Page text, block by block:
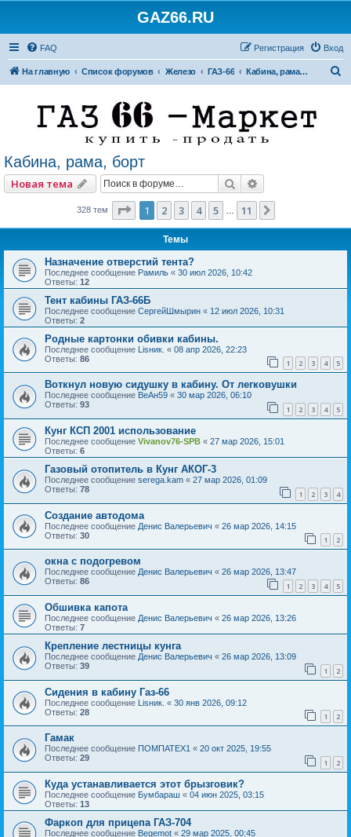
GAZ66.RU
FAQ Вход
Регистрация
На главную Список форумов Железо ГАЗ-66 Кабина, рама, борт
Кабина, рама, борт
Новая тема Поиск
328 тем Страница из 11
1 2 3 4 5 11
Темы
Назначение отверстий тента?
Последнее сообщение Рамиль « 30 июл 2026, 10:42
Ответы: 12
Тент кабины ГАЗ-66Б
Последнее сообщение СергейШмырин « 12 июл 2026, 10:31
Ответы: 2
Родные картонки обивки кабины.
Последнее сообщение Lisник. « 08 апр 2026, 22:23
Ответы: 86 1 2 3 4 5
Воткнул новую сидушку в кабину. От легковушки
Последнее сообщение ВеАн59 « 30 мар 2026, 06:10
Ответы: 93 1 2 3 4 5
Кунг КСП 2001 использование
Последнее сообщение Vivanov76-SPB « 27 мар 2026, 15:01
Ответы: 6
Газовый отопитель в Кунг АКОГ-3
Последнее сообщение serega.kam « 27 мар 2026, 01:09
Ответы: 78 1 2 3 4
Создание автодома
Последнее сообщение Денис Валерьевич « 26 мар 2026, 14:15
Ответы: 30 1 2
окна с подогревом
Последнее сообщение Денис Валерьевич « 26 мар 2026, 13:47
Ответы: 86 1 2 3 4 5
Обшивка капота
Последнее сообщение Денис Валерьевич « 26 мар 2026, 13:26
Ответы: 7
Крепление лестницы кунга
Последнее сообщение Денис Валерьевич « 26 мар 2026, 13:09
Ответы: 39 1 2
Сидения в кабину Газ-66
Последнее сообщение Lisник. « 30 янв 2026, 09:12
Ответы: 28 1 2
Гамак
Последнее сообщение ПОМПАТЕХ1 « 20 окт 2025, 19:55
Ответы: 29 1 2
Куда устанавливается этот брызговик?
Последнее сообщение Бумбараш « 04 июн 2025, 03:15
Ответы: 13
Фаркоп для прицепа ГАЗ-704
Последнее сообщение Begemot « 29 мар 2025, 00:45